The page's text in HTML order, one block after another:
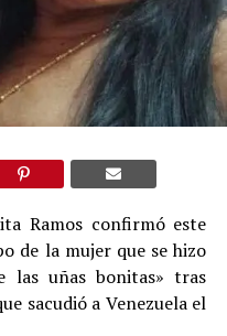
Ramos confirmó este
de la mujer que se hizo
las uñas bonitas» tras
sacudió a Venezuela el